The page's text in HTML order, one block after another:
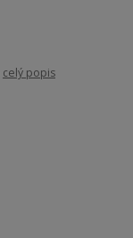
celý popis